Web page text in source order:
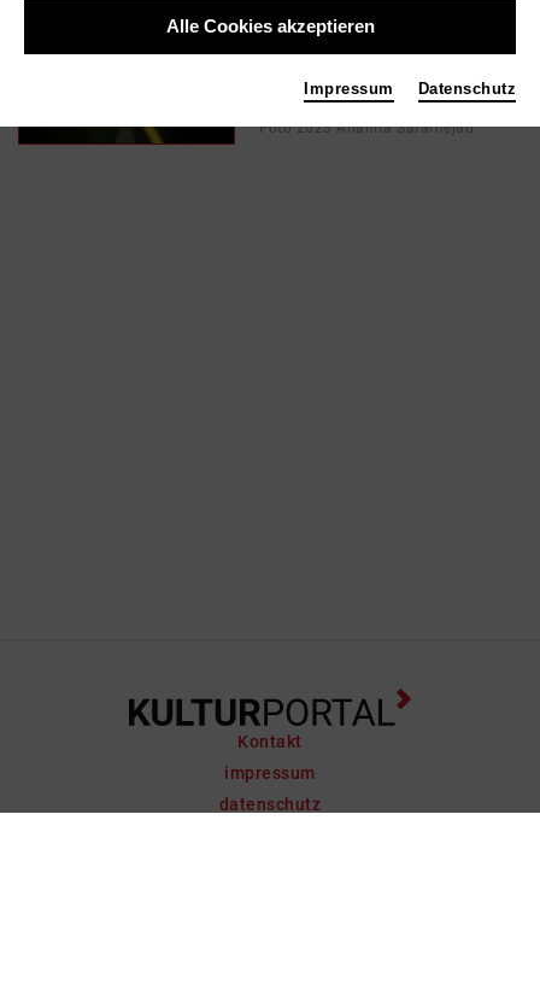
Liminal Space: Ins Innere
eintauchen | 2023
Musik
Foto 2023 Anahita Safarnejad
Kontakt
impressum
datenschutz
Alle Cookies akzeptieren
Impressum Datenschutz